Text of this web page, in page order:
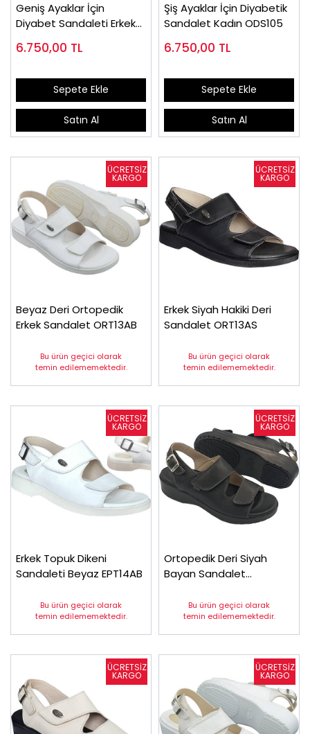
Geniş Ayaklar İçin
Diyabet Sandaleti Erkek
6.750,00 TL
Sepete Ekle
Satın Al
Şiş Ayaklar İçin Diyabetik
Sandalet Kadın ODS105
6.750,00 TL
Sepete Ekle
Satın Al
Beyaz Deri Ortopedik
Erkek Sandalet ORT13AB
Bu ürün geçici olarak
temin edilememektedir.
Erkek Siyah Hakiki Deri
Sandalet ORT13AS
Bu ürün geçici olarak
temin edilememektedir.
Erkek Topuk Dikeni
Sandaleti Beyaz EPT14AB
Bu ürün geçici olarak
temin edilememektedir.
Ortopedik Deri Siyah
Bayan Sandalet
Bu ürün geçici olarak
temin edilememektedir.